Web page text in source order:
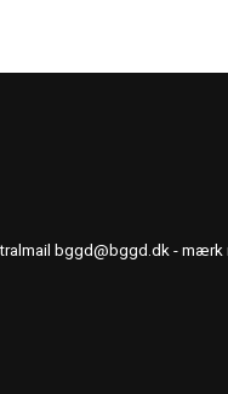
bggd@bggd.dk - mærk